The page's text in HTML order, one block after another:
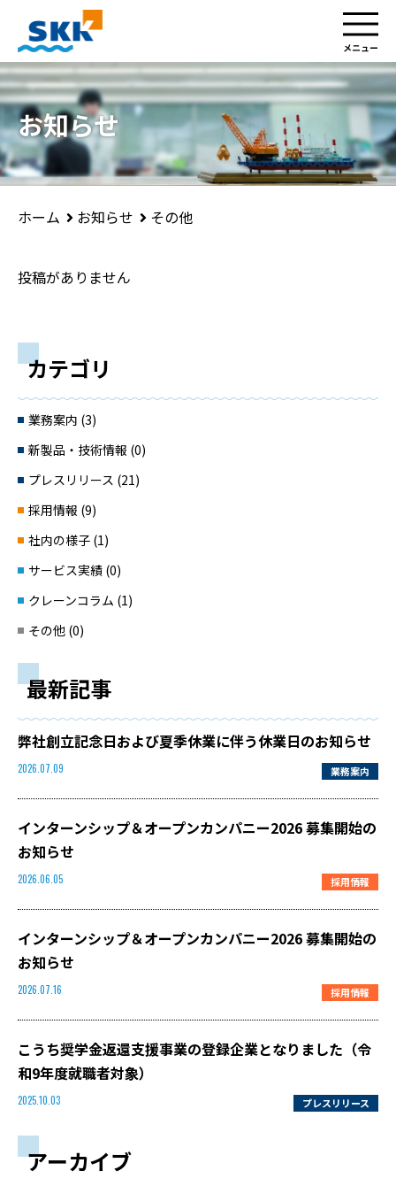
お知らせ
ホーム お知らせ その他
投稿がありません
カテゴリ
業務案内 (3)
新製品・技術情報 (0)
プレスリリース (21)
採用情報 (9)
社内の様子 (1)
サービス実績 (0)
クレーンコラム (1)
その他 (0)
最新記事
弊社創立記念日および夏季休業に伴う休業日のお知らせ
2026.07.09 業務案内
インターンシップ＆オープンカンパニー2026 募集開始の
お知らせ
2026.06.05 採用情報
インターンシップ＆オープンカンパニー2026 募集開始の
お知らせ
2026.07.16 採用情報
こうち奨学金返還支援事業の登録企業となりました（令
和9年度就職者対象）
2025.10.03 プレスリリース
アーカイブ